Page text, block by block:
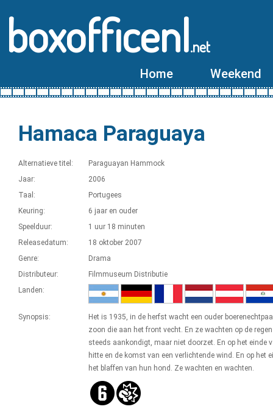
boxofficenl.net
Home Weekend
Hamaca Paraguaya
Alternatieve titel:
Paraguayan Hammock
Jaar:
2006
Taal:
Portugees
Keuring:
6 jaar en ouder
Speelduur:
1 uur 18 minuten
Releasedatum:
18 oktober 2007
Genre:
Drama
Distributeur:
Filmmuseum Distributie
Landen:
Synopsis:
Het is 1935, in de herfst wacht een ouder
zoon die aan het front vecht. En ze wachten op de
steeds aankondigt, maar niet doorzet. En op het einde
hitte en de komst van een verlichtende wind. En op het
het blaffen van hun hond. Ze wachten en wachten.